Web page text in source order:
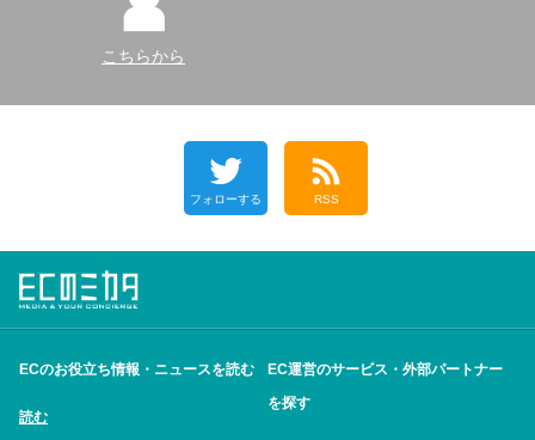
こちらから
フォローする RSS
ECのお役立ち情報・ニュースを読む
読む
EC運営のサービス・外部パートナー
を探す